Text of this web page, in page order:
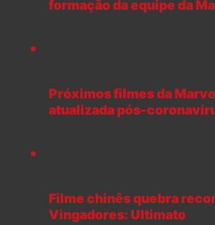
formação da equipe da
Próximos filmes da
atualizada pós-
Filme chinês quebra
Vingadores: Ultimato